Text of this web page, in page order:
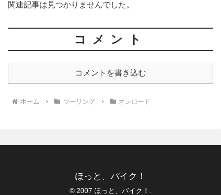
関連記事は見つかりませんでした。
コメント
コメントを書き込む
ホーム ツーリング オンロード
ほっと、バイク！
© 2007 ほっと、バイク！.